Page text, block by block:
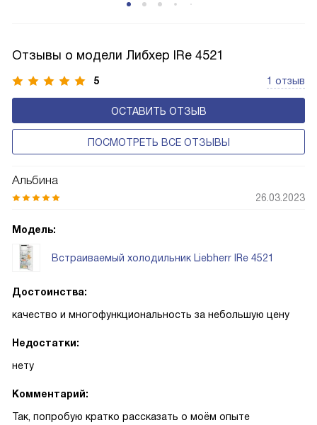
с панелью, выполняющей функцию «сухой стенки». Такие
устройства обеспечивают более комфортную
эксплуатацию и чаще всего оснащены нулевой зоной
свежести BioFresh 0°C. Они встречаются в сериях Plus,
Prime и Peak.
Отзывы о модели Либхер IRe 4521
5 1 отзыв
ОСТАВИТЬ ОТЗЫВ
ПОСМОТРЕТЬ ВСЕ ОТЗЫВЫ
Альбина
26.03.2023
Модель:
Встраиваемый холодильник Liebherr IRe 4521
Достоинства:
качество и многофункциональность за небольшую цену
Недостатки:
нету
Комментарий:
Так, попробую кратко рассказать о моём опыте